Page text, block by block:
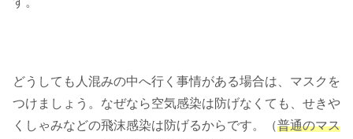
どうしても人混みの中へ行く事情がある場合は、マスクを
つけましょう。なぜなら空気感染は防げなくても、せきや
くしゃみなどの飛沫感染は防げるからです。（普通のマス